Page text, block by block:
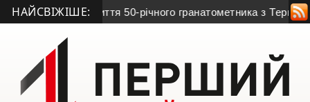
НАЙСВІЖІШЕ:
обірвала життя 50-річного гранатометника з